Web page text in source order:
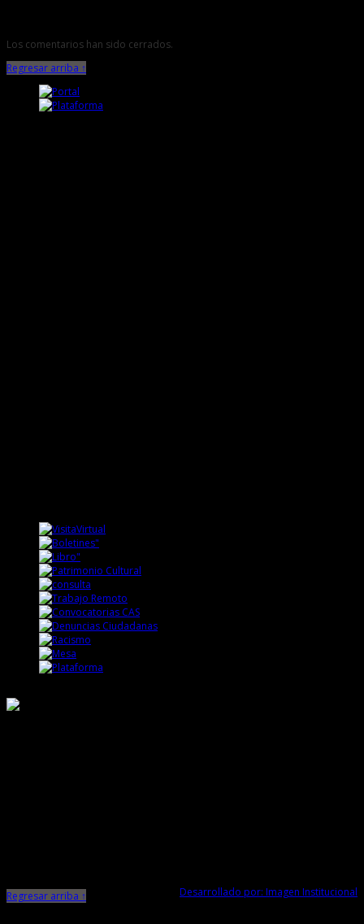
Los comentarios han sido cerrados.
Regresar arriba ↑
Desarrollado por: Imagen Institucional
Regresar arriba ↑